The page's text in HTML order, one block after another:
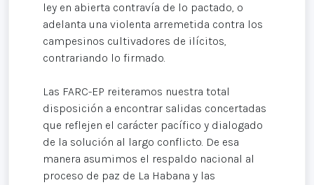
ley en abierta contravía de lo pactado, o
adelanta una violenta arremetida contra los
campesinos cultivadores de ilícitos,
contrariando lo firmado.
Las FARC-EP reiteramos nuestra total
disposición a encontrar salidas concertadas
que reflejen el carácter pacífico y dialogado
de la solución al largo conflicto. De esa
manera asumimos el respaldo nacional al
proceso de paz de La Habana y las